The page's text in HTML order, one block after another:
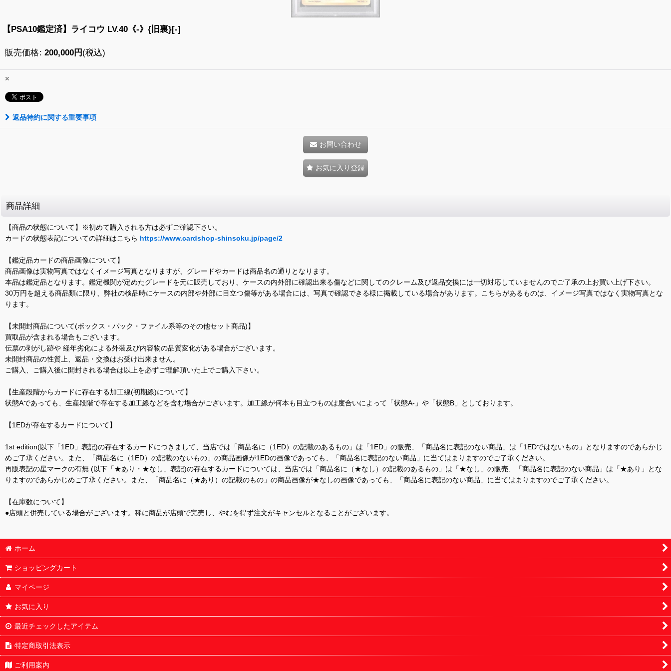
【PSA10鑑定済】ライコウ LV.40《-》{旧裏}[-]
販売価格: 200,000円 (税込)
×
返品特約に関する重要事項
お問い合わせ
お気に入り登録
商品詳細
【商品の状態について】※初めて購入される方は必ずご確認下さい。
カードの状態表記についての詳細はこちら https://www.cardshop-shinsoku.jp/page/2
【鑑定品カードの商品画像について】
商品画像は実物写真ではなくイメージ写真となりますが、グレードやカードは商品名の通りとなります。
本品は鑑定品となります。鑑定機関が定めたグレードを元に販売しており、ケースの内外部に確認出来る傷などに関してのクレーム及び返品交換には一切対応していませんのでご了承の上お買い上げ下さい。
30万円を超える商品類に限り、弊社の検品時にケースの内部や外部に目立つ傷等がある場合には、写真で確認できる様に掲載している場合があります。こちらがあるものは、イメージ写真ではなく実物写真とな
ります。
【未開封商品について(ボックス・パック・ファイル系等のその他セット商品)】
買取品が含まれる場合もございます。
伝票の剥がし跡や 経年劣化による外装及び内容物の品質変化がある場合がございます。
未開封商品の性質上、返品・交換はお受け出来ません。
ご購入、ご購入後に開封される場合は以上を必ずご理解頂いた上でご購入下さい。
【生産段階からカードに存在する加工線(初期線)について】
状態Aであっても、生産段階で存在する加工線などを含む場合がございます。加工線が何本も目立つものは度合いによって「状態A-」や「状態B」としております。
【1EDが存在するカードについて】
1st edition(以下「1ED」表記)の存在するカードにつきまして、当店では「商品名に（1ED）の記載のあるもの」は「1ED」の販売、「商品名に表記のない商品」は「1EDではないもの」となりますのであらかじ
めご了承ください。また、「商品名に（1ED）の記載のないもの」の商品画像が1EDの画像であっても、「商品名に表記のない商品」に当てはまりますのでご了承ください。
再販表記の星マークの有無 (以下「★あり・★なし」表記)の存在するカードについては、当店では「商品名に（★なし）の記載のあるもの」は「★なし」の販売、「商品名に表記のない商品」は「★あり」とな
りますのであらかじめご了承ください。また、「商品名に（★あり）の記載のもの」の商品画像が★なしの画像であっても、「商品名に表記のない商品」に当てはまりますのでご了承ください。
【在庫数について】
●店頭と併売している場合がございます。稀に商品が店頭で完売し、やむを得ず注文がキャンセルとなることがございます。
ホーム
ショッピングカート
マイページ
お気に入り
最近チェックしたアイテム
特定商取引法表示
ご利用案内